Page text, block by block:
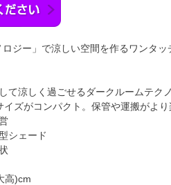
ジー」で涼しい空間を作るワンタ
て涼しく過ごせるダークルームテク
ズがコンパクト。保管や運搬がより
シェード
高)cm